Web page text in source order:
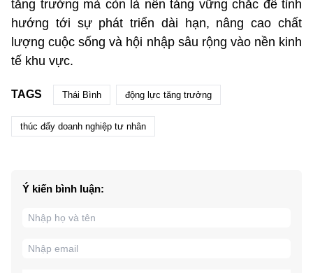
tăng trưởng mà còn là nền tảng vững chắc để tỉnh
hướng tới sự phát triển dài hạn, nâng cao chất
lượng cuộc sống và hội nhập sâu rộng vào nền kinh
tế khu vực.
TAGS Thái Bình động lực tăng trưởng
thúc đẩy doanh nghiệp tư nhân
Ý kiến bình luận: